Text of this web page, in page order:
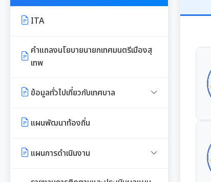
ITA
คำแถลงนโยบายนายกเทศมนตรีเมืองสุ
เทพ
ข้อมูลทั่วไปเกี่ยวกับเทศบาล
ประวัติความเป็นมา
แผนพัฒนาท้องถิ่น
แผนการดำเนินงาน